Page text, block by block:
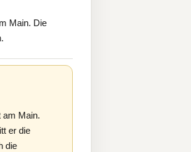
Main. Die
am Main.
er die
die